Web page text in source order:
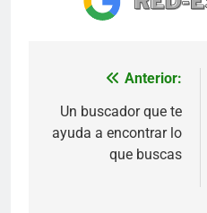
Navegación
de
entradas
Anterior:
Un buscador que te
ayuda a encontrar lo
que buscas